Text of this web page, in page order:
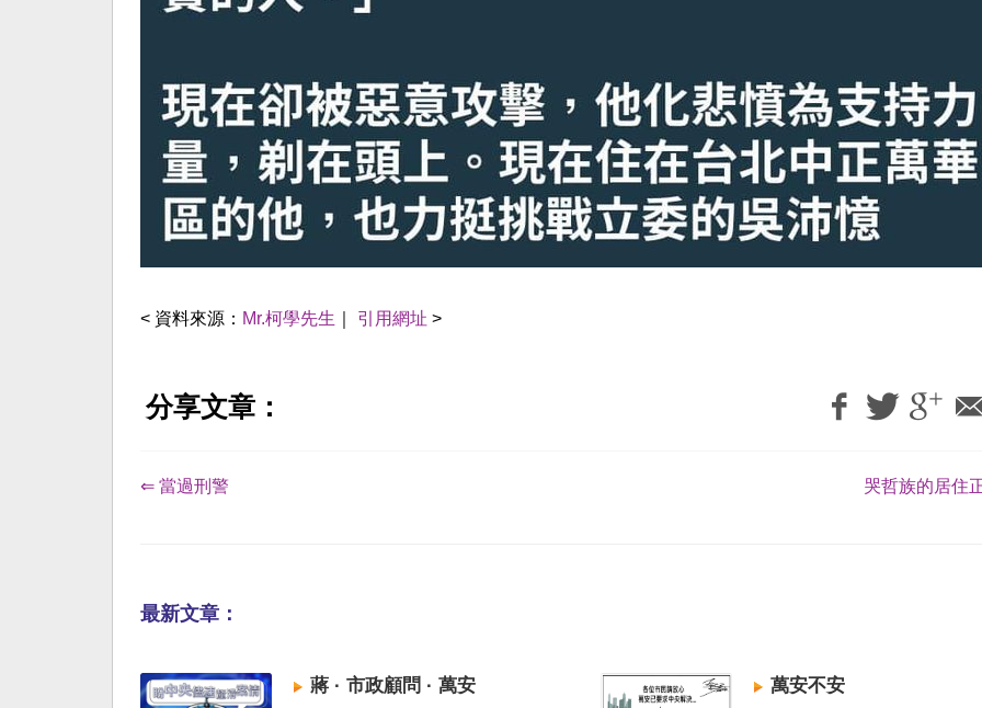
< 資料來源： Mr.柯學先生 引用網址 >
分享文章：
⇐ 當過刑警 哭哲族的居住
最新文章：
蔣 · 市政顧問 · 萬安 萬安不安